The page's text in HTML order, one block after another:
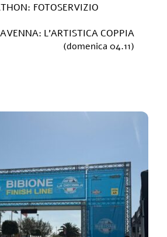
FOTOSERVIZIO
L’ARTISTICA COPPIA
(domenica 04.11)